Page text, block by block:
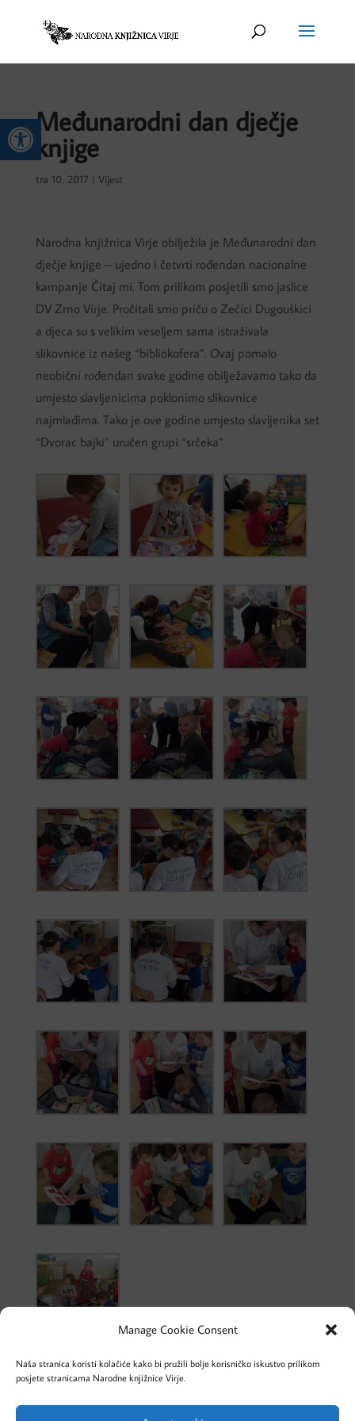
Open toolbar
Manage Cookie Consent
Naša stranica koristi kolačiće kako bi pružili bolje korisničko iskustvo prilikom
posjete stranicama Narodne knjižnice Virje.
Međunarodni dan dječje
knjige
tra 10, 2017 Vijest
Narodna knjižnica Virje obilježila je Međunarodni dan
dječje knjige – ujedno i četvrti rođendan nacionalne
kampanje Čitaj mi. Tom prilikom posjetili smo jaslice
DV Zrno Virje. Pročitali smo priču o Zečici Dugouškici
a djeca su s velikim veseljem sama istraživala
slikovnice iz našeg “bibliokofera”. Ovaj pomalo
neobični rođendan svake godine obilježavamo tako da
umjesto slavljenicima poklonimo slikovnice
najmlađima. Tako je ove godine umjesto slavljenika set
“Dvorac bajki” uručen grupi “srčeka”